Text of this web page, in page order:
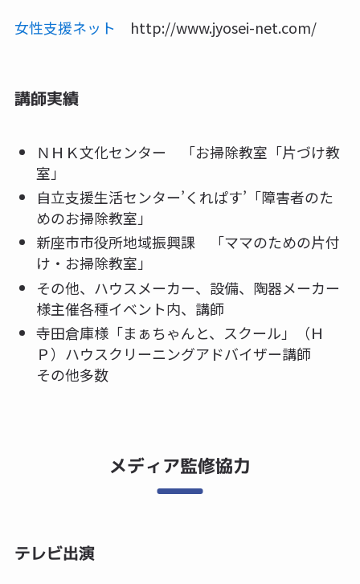
女性支援ネット http://www.jyosei-net.com/
講師実績
ＮＨＫ文化センター 「お掃除教室「片づけ教
室」
自立支援生活センター’くれぱす’「障害者のた
めのお掃除教室」
新座市市役所地域振興課 「ママのための片付
け・お掃除教室」
その他、ハウスメーカー、設備、陶器メーカー
様主催各種イベント内、講師
寺田倉庫様「まぁちゃんと、スクール」（Ｈ
Ｐ）ハウスクリーニングアドバイザー講師
その他多数
メディア監修協力
テレビ出演